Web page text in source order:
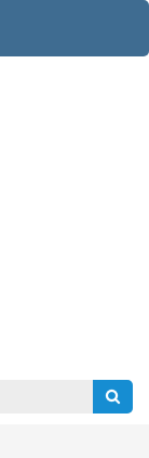
Zoeken
naar: